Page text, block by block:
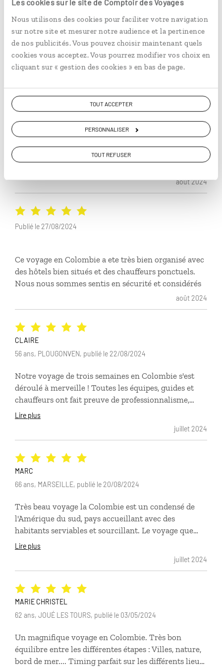
Les cookies sur le site de Comptoir des Voyages
Nous utilisons des cookies pour faciliter votre navigation
sur notre site et mesurer notre audience et la pertinence
de nos publicités. Vous pouvez choisir maintenant quels
cookies vous acceptez. Vous pourrez modifier vos choix en
cliquant sur « gestion des cookies » en bas de page.
TOUT ACCEPTER
PERSONNALISER
TOUT REFUSER
septembre 2024
Clients
Un grand merci à ceux qui nous ont aidé à organiser
en cours de route, très efficaces ! Je tiens aussi à
remercier les guides qui ont été très accueillants et
août 2024
Publié le 15/09/2024
Ce voyage en Colombie a ete très bien organisé avec
des hôtels bien situés et des chauffeurs ponctuels.
Nous nous sommes sentis en sécurité et considérés
août 2024
Publié le 27/08/2024
Notre voyage de trois semaines en Colombie s'est
déroulé à merveille ! Toutes les équipes, guides et
chauffeurs ont fait preuve de professionnalisme,
d'écoute et de réactivité.
Lire plus
juillet 2024
CLAIRE
56 ans, PLOUGONVEN, publié le 22/08/2024
Très beau voyage la Colombie est un condensé de
l'Amérique du sud, pays accueillant avec des
habitants serviables et sourcillant. Le voyage que
nous avons réalisé sur 16 jours serai parfait sur trois
semaines. L'organisation Comptoir des voyages a été
top au niveau des liaisons, du choix des hôtels. De
les régions et vraiment bonne.
Lire plus
juillet 2024
MARC
66 ans, MARSEILLE, publié le 20/08/2024
Un magnifique voyage en Colombie. Très bon
équilibre entre les différentes étapes : Villes, nature,
bord de mer.... Timing parfait sur les différents lieux
MARIE CHRISTEL
62 ans, JOUÉ LES TOURS, publié le 03/05/2024